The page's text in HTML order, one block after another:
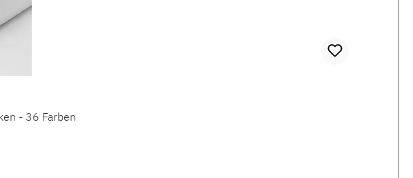
- 36 Farben